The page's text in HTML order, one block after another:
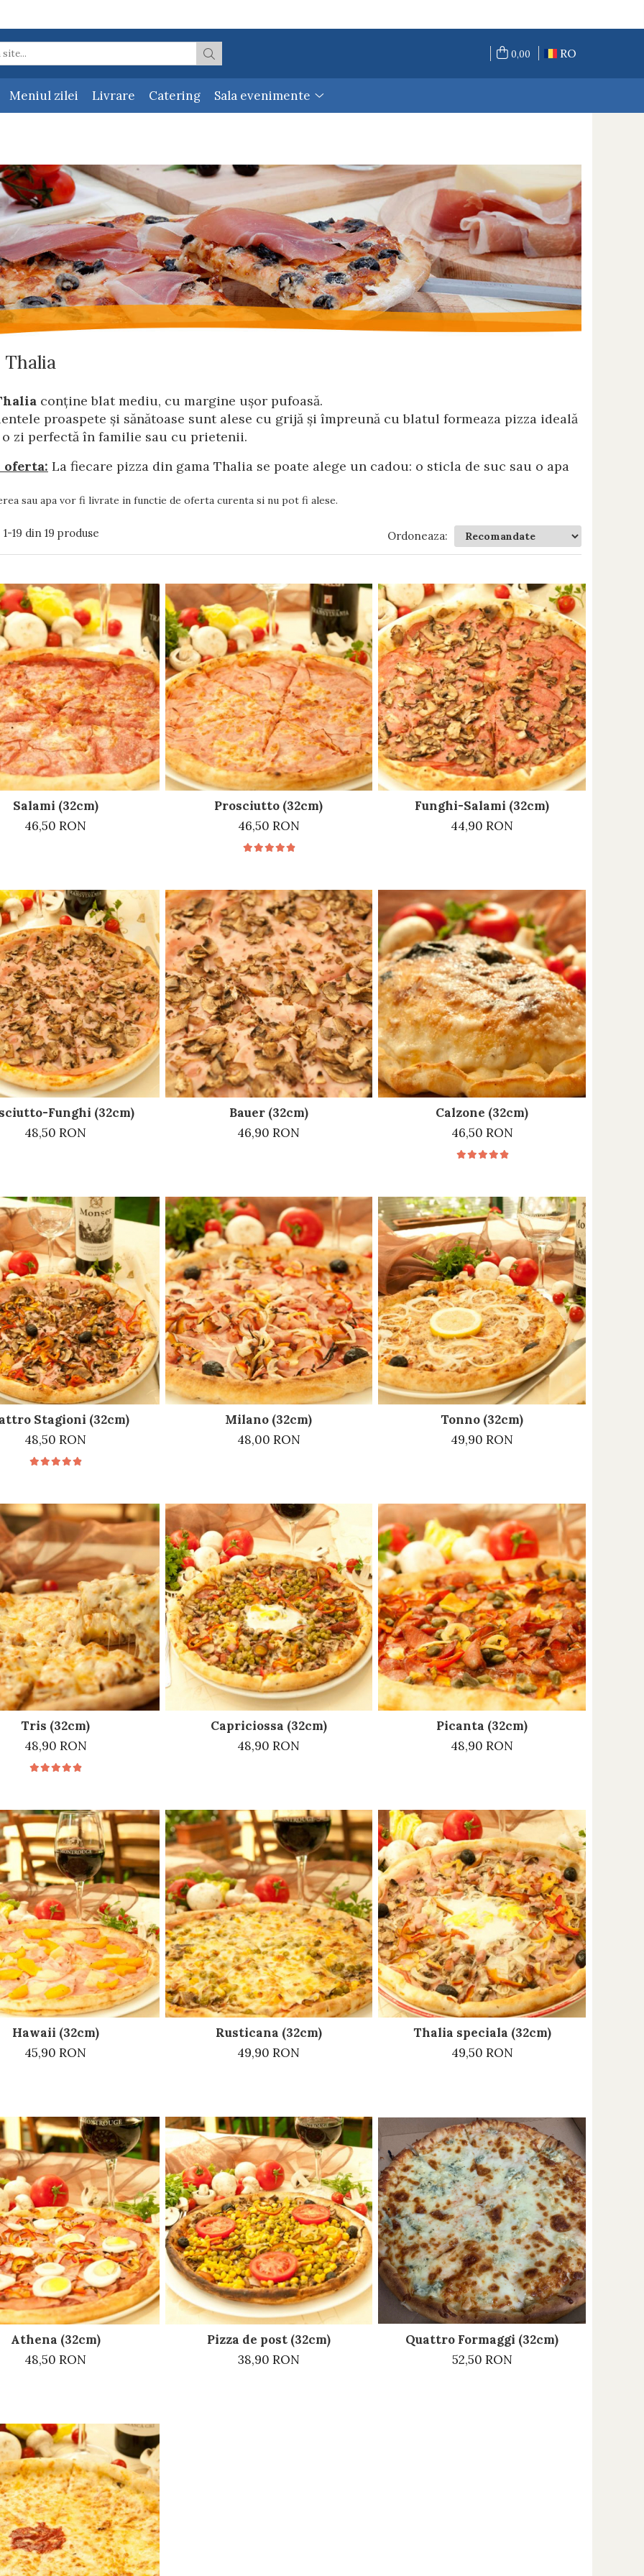
0,00 RO
Meniul zilei Livrare Catering Sala evenimente
Thalia
conține blat mediu, cu margine ușor pufoasă.
proaspete și sănătoase sunt alese cu grijă și împreună cu blatul formeaza pizza ideală
zi perfectă în familie sau cu prietenii.
La fiecare pizza din gama Thalia se poate alege un cadou: o sticla de suc sau o apa
sau apa vor fi livrate in functie de oferta curenta si nu pot fi alese.
1-19 din 19 produse Ordoneaza:
Salami (32cm)
46,50 RON
Prosciutto (32cm)
46,50 RON
Funghi-Salami (32cm)
44,90 RON
Funghi (32cm)
48,50 RON
Bauer (32cm)
46,90 RON
Calzone (32cm)
46,50 RON
Stagioni (32cm)
48,50 RON
Milano (32cm)
48,00 RON
Tonno (32cm)
49,90 RON
Tris (32cm)
48,90 RON
Capriciossa (32cm)
48,90 RON
Picanta (32cm)
48,90 RON
Hawaii (32cm)
45,90 RON
Rusticana (32cm)
49,90 RON
Thalia speciala (32cm)
49,50 RON
Athena (32cm)
48,50 RON
Pizza de post (32cm)
38,90 RON
Quattro Formaggi (32cm)
52,50 RON